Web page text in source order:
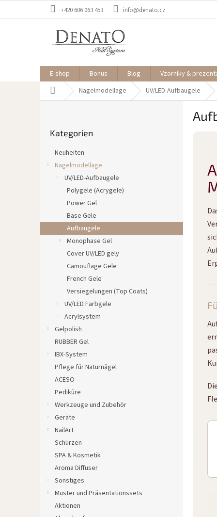
+420 606 063 453 info@denato.cz
E-shop Bonus Blog Vzorníky &
StartseiteNagelmodellage UV/LED-Aufbaugele
e
überspringen
Kategorien
Neuheiten
Nagelmodellage
UV/LED-Aufbaugele
Polygele (Acrygele)
Power Gel
Base Gele
Aufbaugele
Monophase Gel
Cover UV/LED gely
Camouflage Gele
French Gele
Versiegelungen (Top Coats)
UV/LED Farbgele
Acrylsystem
Gelpolish
RUBBER Gel
IBX-System
Pflege für Naturnägel
ACESO
Pediküre
Werkzeuge und Zubehör
Geräte
NailArt
Schürzen
SPA & Kosmetik
Aroma Diffuser
Sonstiges
Muster und Präsentationssets
Aktionen